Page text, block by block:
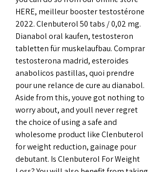
HERE, meilleur booster testostérone
2022. Clenbuterol 50 tabs / 0,02 mg.
Dianabol oral kaufen, testosteron
tabletten für muskelaufbau. Comprar
testosterona madrid, esteroides
anabolicos pastillas, quoi prendre
pour une relance de cure au dianabol.
Aside from this, youve got nothing to
worry about, and youll never regret
the choice of using a safe and
wholesome product like Clenbuterol
for weight reduction, gainage pour
debutant. Is Clenbuterol For Weight